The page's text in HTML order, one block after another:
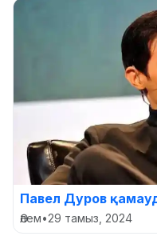
Павел Дуров
Әлем•29 тамыз, 2024